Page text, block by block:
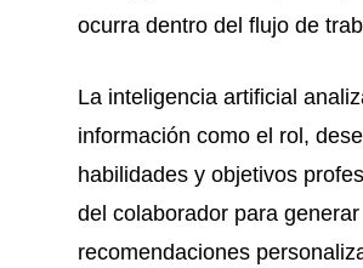
ocurra dentro del flujo de
La inteligencia artificial
información como el rol,
habilidades y objetivos
del colaborador para generar
recomendaciones